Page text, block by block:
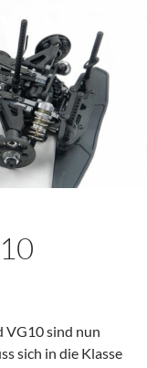
sind nun
sich in die Klasse